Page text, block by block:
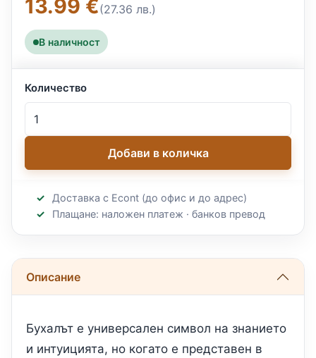
13.99 €(27.36 лв.)
В наличност
Количество
Добави в количка
Доставка с Econt (до офис и до адрес)
Плащане: наложен платеж · банков превод
Описание
Бухалът е универсален символ на знанието
и интуицията, но когато е представен в